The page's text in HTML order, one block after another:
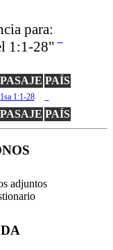
para:
1:1-28"
PASAJE PAÍS
1sa 1:1-28
PASAJE PAÍS
adjuntos